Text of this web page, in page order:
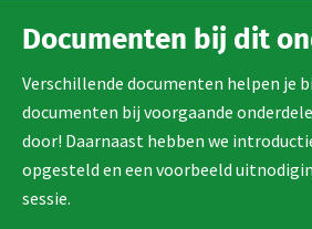
Documenten bij dit
Verschillende documenten helpen je
documenten bij voorgaande
door! Daarnaast hebben we
opgesteld en een voorbeeld
sessie.